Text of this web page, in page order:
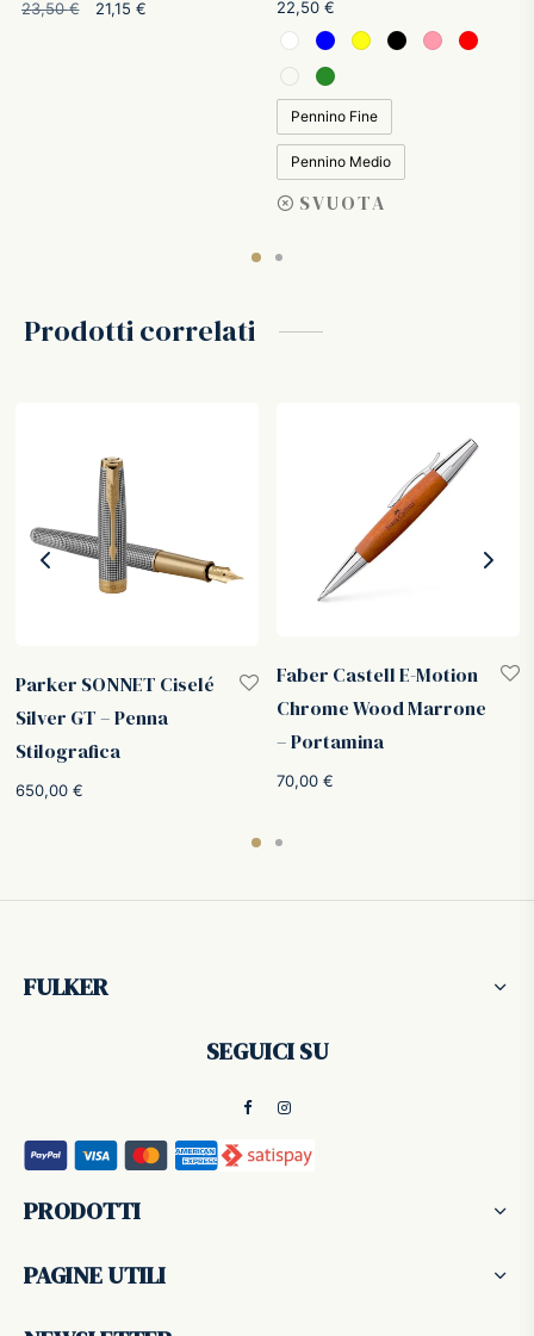
23,50€
Il
21,15 € 22,50 €
Pennino Fine
Pennino Medio
SVUOTA
Prodotti correlati
Parker SONNET Ciselé
Silver GT – Penna
Stilografica
650,00 €
Faber Castell E-Motion
Chrome Wood Marrone
– Portamina
70,00 €
FULKER
SEGUICI SU
PRODOTTI
PAGINE UTILI